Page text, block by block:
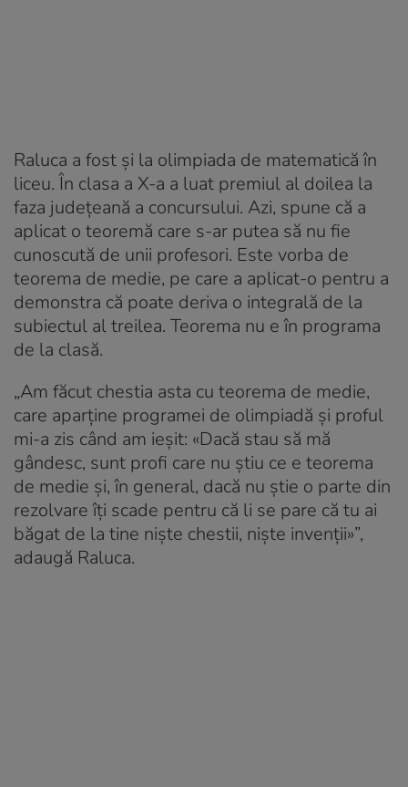
Raluca a fost și la olimpiada de matematică în
liceu. În clasa a X-a a luat premiul al doilea la
faza județeană a concursului. Azi, spune că a
aplicat o teoremă care s-ar putea să nu fie
cunoscută de unii profesori. Este vorba de
teorema de medie, pe care a aplicat-o pentru a
demonstra că poate deriva o integrală de la
subiectul al treilea. Teorema nu e în programa
de la clasă.
„Am făcut chestia asta cu teorema de medie,
care aparține programei de olimpiadă și proful
mi-a zis când am ieșit: «Dacă stau să mă
gândesc, sunt profi care nu știu ce e teorema
de medie și, în general, dacă nu știe o parte din
rezolvare îți scade pentru că li se pare că tu ai
băgat de la tine niște chestii, niște invenții»”,
adaugă Raluca.